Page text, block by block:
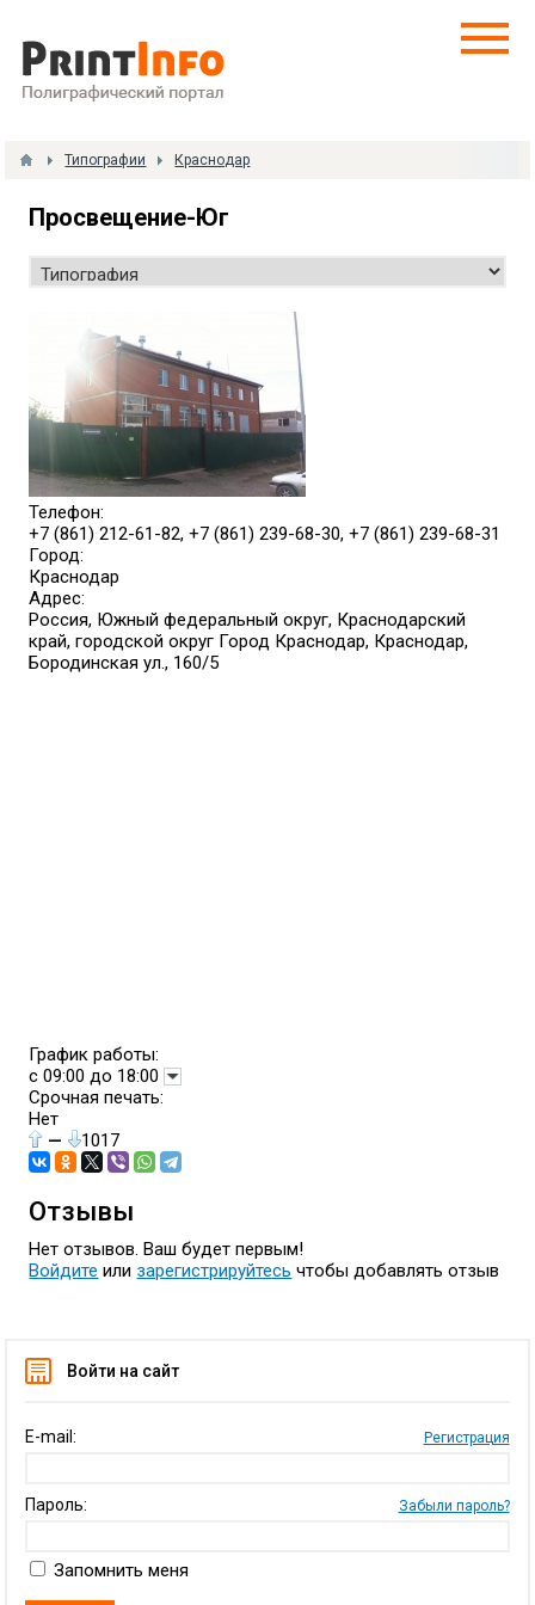
Типографии Краснодар
Просвещение-Юг
Телефон:
+7 (861) 212-61-82, +7 (861) 239-68-30, +7 (861) 239-68-31
Город:
Краснодар
Адрес:
Россия, Южный федеральный округ, Краснодарский
край, городской округ Город Краснодар, Краснодар,
Бородинская ул., 160/5
График работы:
с 09:00 до 18:00
Срочная печать:
Нет
—
1017
Отзывы
Нет отзывов. Ваш будет первым!
Войдите или зарегистрируйтесь чтобы добавлять отзыв
Войти на сайт
E-mail: Регистрация
Пароль: Забыли пароль?
Запомнить меня